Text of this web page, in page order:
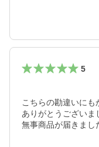
5
こちらの勘違いにも
ありがとうございま
無事商品が届きまし